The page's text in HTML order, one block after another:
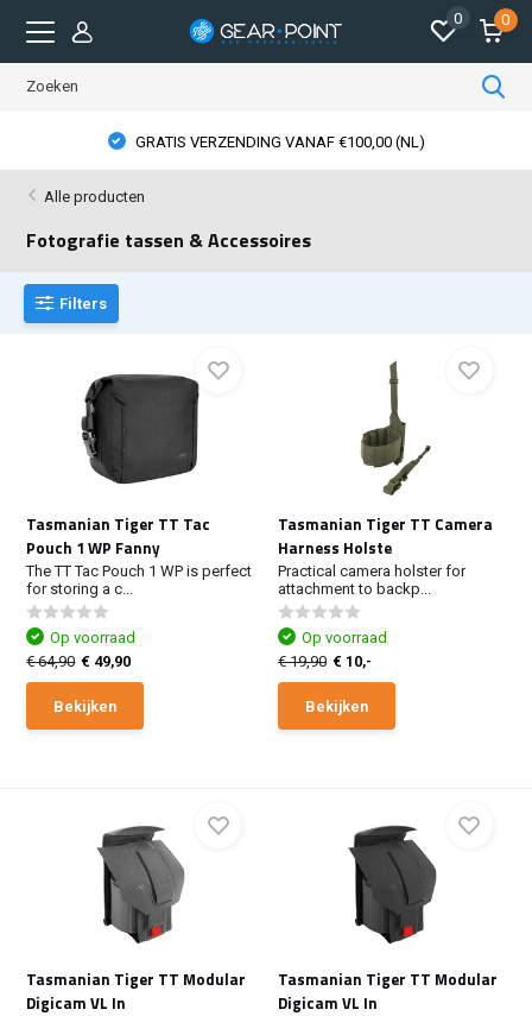
0 0
GRATIS VERZENDING VANAF €100,00 (NL)
Alle producten
Fotografie tassen & Accessoires
Filters
Tasmanian Tiger TT Tac
Pouch 1 WP Fanny
The TT Tac Pouch 1 WP is perfect
for storing a c...
Op voorraad
€ 64,90 € 49,90
Bekijken
Tasmanian Tiger TT Camera
Harness Holste
Practical camera holster for
attachment to backp...
Op voorraad
€ 19,90 € 10,-
Bekijken
Tasmanian Tiger TT Modular
Digicam VL In
Tasmanian Tiger TT Modular
Digicam VL In